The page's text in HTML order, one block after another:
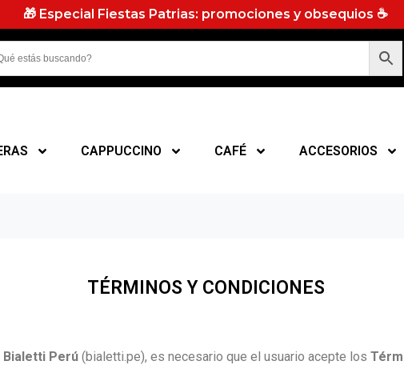
🎁 Especial Fiestas Patrias: promociones y obsequios ☕
CAPPUCCINO CAFÉ ACCESORIOS
TÉRMINOS Y CONDICIONES
Bialetti Perú (bialetti.pe), es necesario que el usuario acepte los